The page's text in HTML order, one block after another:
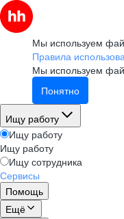
Мы используем
Правила
Мы используем
Понятно
Ищу работу
Ищу работу
Ищу работу
Ищу сотрудника
Сервисы
Помощь
Ещё